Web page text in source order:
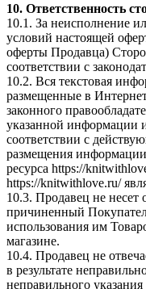
10. Ответственность
10.1. За неисполнение
условий настоящей
оферты Продавца)
соответствии с
10.2. Вся текстовая
размещенные в
законного
указанной информации
соответствии с
размещения
ресурса https://
https://knitwithlove.ru/
10.3. Продавец не несет
причиненный
использования им
магазине.
10.4. Продавец не
в результате
неправильного